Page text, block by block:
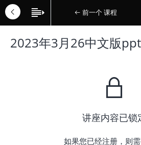
前一个 课程
2023年3月26中文版
讲座内容已锁
如果您已经注册，则